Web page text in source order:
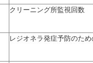
クリーニング所監視回数
レジオネラ発症予防のた